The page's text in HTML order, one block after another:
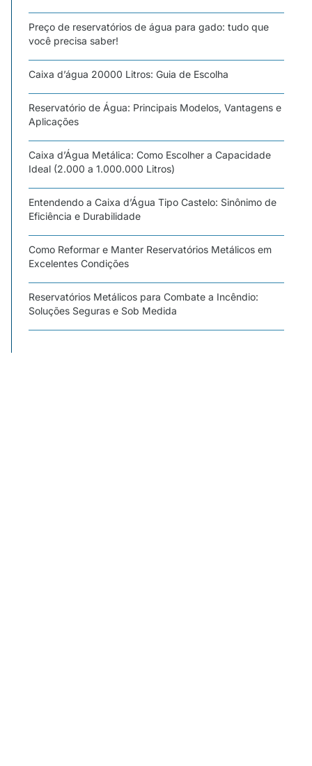
Preço de reservatórios de água para gado: tudo que
você precisa saber!
Caixa d’água 20000 Litros: Guia de Escolha
Reservatório de Água: Principais Modelos, Vantagens e
Aplicações
Caixa d’Água Metálica: Como Escolher a Capacidade
Ideal (2.000 a 1.000.000 Litros)
Entendendo a Caixa d’Água Tipo Castelo: Sinônimo de
Eficiência e Durabilidade
Como Reformar e Manter Reservatórios Metálicos em
Excelentes Condições
Reservatórios Metálicos para Combate a Incêndio:
Soluções Seguras e Sob Medida